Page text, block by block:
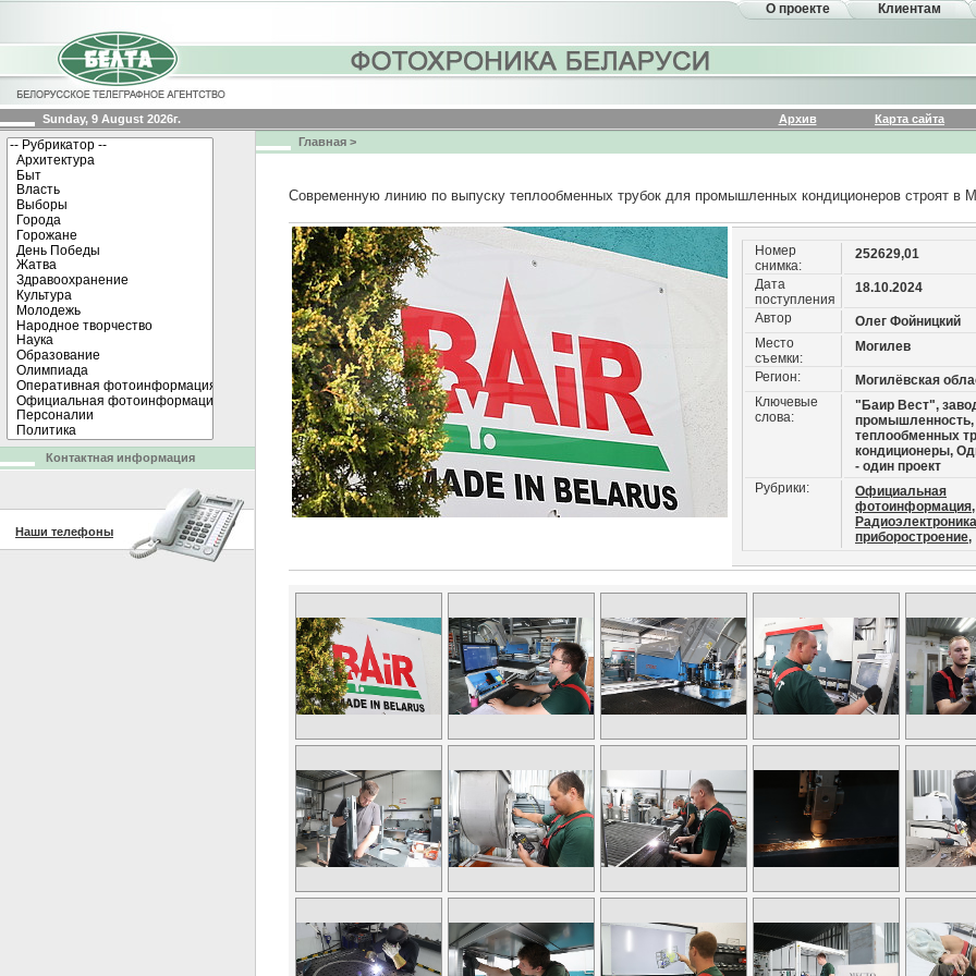
О проекте Клиентам
Sunday, 9 August 2026г. Архив
Карта сайта
Главная >
Современную линию по выпуску теплообменных трубок для промышленных кондиционеров строят в
Номер
снимка:
252629,01
Дата
поступления
18.10.2024
Автор
Олег Фойницкий
Место
съемки:
Могилев
Регион:
Могилёвская
Ключевые
слова:
"Баир Вест",
промышленность,
теплообменных
кондиционеры,
- один проект
Рубрики:
Официальная
фотоинформация,
приборостроение,
Контактная информация
Наши телефоны